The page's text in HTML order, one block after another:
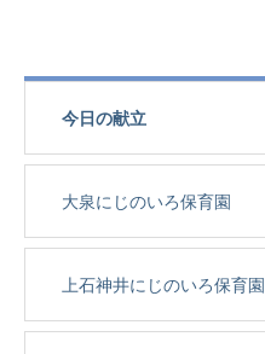
今日の献立
大泉にじのいろ保育園
上石神井にじのいろ保育園